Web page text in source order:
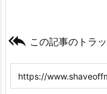
 この記事のトラ